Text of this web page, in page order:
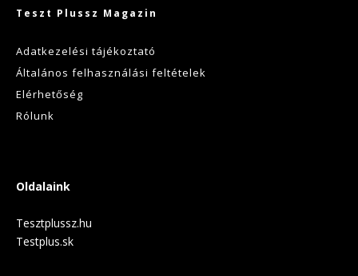
Teszt Plussz Magazin
Adatkezelési tájékoztató
Általános felhasználási feltételek
Elérhetőség
Rólunk
Oldalaink
Tesztplussz.hu
Testplus.sk